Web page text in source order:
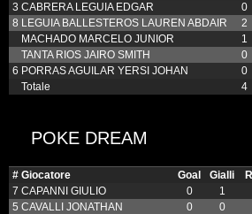
3 CABRERA LEGUIA EDGAR 0
8 LEGUIA BALLESTEROS LAUREN ABDAIR 2
MACHADO MARCELO JUNIOR
1
TANTA RIOS JAIRO SMITH
0
6 PORRAS AGUILAR YERSI JOHAN 0
Totale
4
POKE DREAM
# Giocatore Goal Gialli
7 CAPANNI GIULIO 0 1
5 CAVALLI JONATHAN 0 0